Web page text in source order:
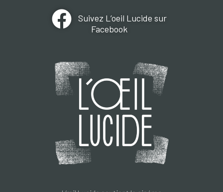
Suivez L’oeil Lucide sur
Facebook